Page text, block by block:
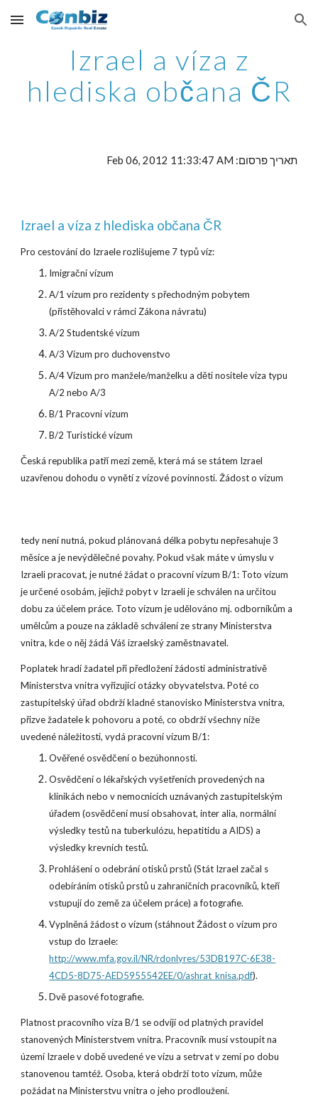
Skip to main content Skip to navigation
Izrael a víza z
hlediska občana ČR
תאריך פרסום: Feb 06, 2012 11:33:47 AM
Izrael a víza z hlediska občana ČR
Pro cestování do Izraele rozlišujeme 7 typů víz:
Imigrační vízum
A/1 vízum pro rezidenty s přechodným pobytem
(přistěhovalci v rámci Zákona návratu)
A/2 Studentské vízum
A/3 Vízum pro duchovenstvo
A/4 Vízum pro manžele/manželku a děti nositele víza typu
A/2 nebo A/3
B/1 Pracovní vízum
B/2 Turistické vízum
Česká republika patří mezi země, která má se státem Izrael
uzavřenou dohodu o vynětí z vízové povinnosti. Žádost o vízum
tedy není nutná, pokud plánovaná délka pobytu nepřesahuje 3
měsíce a je nevýdělečné povahy. Pokud však máte v úmyslu v
Izraeli pracovat, je nutné žádat o pracovní vízum B/1: Toto vízum
je určené osobám, jejichž pobyt v Izraeli je schválen na určitou
dobu za účelem práce. Toto vízum je udělováno mj. odborníkům a
umělcům a pouze na základě schválení ze strany Ministerstva
vnitra, kde o něj žádá Váš izraelský zaměstnavatel.
Poplatek hradí žadatel při předložení žádosti administrativě
Ministerstva vnitra vyřizující otázky obyvatelstva. Poté co
zastupitelský úřad obdrží kladné stanovisko Ministerstva vnitra,
přizve žadatele k pohovoru a poté, co obdrží všechny níže
uvedené náležitosti, vydá pracovní vízum B/1:
Ověřené osvědčení o bezúhonnosti.
Osvědčení o lékařských vyšetřeních provedených na
klinikách nebo v nemocnicích uznávaných zastupitelským
úřadem (osvědčení musí obsahovat, inter alia, normální
výsledky testů na tuberkulózu, hepatitidu a AIDS) a
výsledky krevních testů.
Prohlášení o odebrání otisků prstů (Stát Izrael začal s
odebíráním otisků prstů u zahraničních pracovníků, kteří
vstupují do země za účelem práce) a fotografie.
Vyplněná žádost o vízum (stáhnout Žádost o vízum pro
vstup do Izraele:
http://www.mfa.gov.il/NR/rdonlyres/53DB197C-6E38-
4CD5-8D75-AED5955542EE/0/ashrat_knisa.pdf).
Dvě pasové fotografie.
Platnost pracovního víza B/1 se odvíjí od platných pravidel
stanovených Ministerstvem vnitra. Pracovník musí vstoupit na
území Izraele v době uvedené ve vízu a setrvat v zemi po dobu
stanovenou tamtéž. Osoba, která obdrží toto vízum, může
požádat na Ministerstvu vnitra o jeho prodloužení.